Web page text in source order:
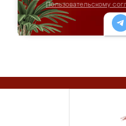
Пользовательскому